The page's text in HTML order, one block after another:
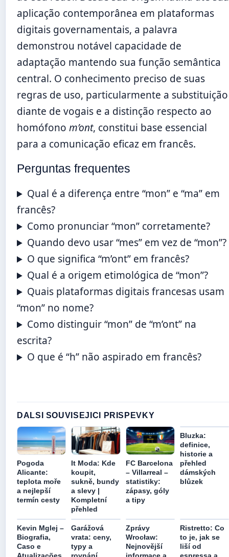
aplicação contemporânea em plataformas
digitais governamentais, a palavra
demonstrou notável capacidade de
adaptação mantendo sua função semântica
central. O conhecimento preciso de suas
regras de uso, particularmente a substituição
diante de vogais e a distinção respecto ao
homófono m’ont, constitui base essencial
para a comunicação eficaz em francês.
Perguntas frequentes
Qual é a diferença entre “mon” e “ma” em
francês?
Como pronunciar “mon” corretamente?
Quando devo usar “mes” em vez de “mon”?
O que significa “m’ont” em francês?
Qual é a origem etimológica de “mon”?
Quais plataformas digitais francesas usam
“mon” no nome?
Como distinguir “mon” de “m’ont” na
escrita?
O que é “h” não aspirado em francês?
DALSI SOUVISEJICI PRISPEVKY
Pogoda
Alicante:
teplota moře
a nejlepší
termín cesty
It Moda: Kde
koupit,
sukně, bundy
a slevy |
Kompletní
přehled
FC Barcelona
– Villarreal –
statistiky:
zápasy, góly
a tipy
Bluzka:
definice,
historie a
přehled
dámských
blůzek
Kevin Mglej –
Biografia,
Caso e
Garážová
vrata: ceny,
typy a
Zprávy
Wrocław:
Nejnovější
Ristretto: Co
to je, jak se
liší od